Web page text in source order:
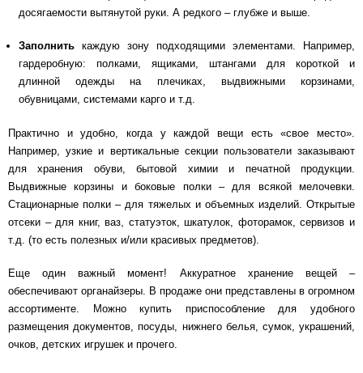
досягаемости вытянутой руки. А редкого – глубже и выше.
Заполнить каждую зону подходящими элементами. Например,
гардеробную: полками, ящиками, штангами для короткой и
длинной одежды на плечиках, выдвижными корзинами,
обувницами, системами карго и т.д.
Практично и удобно, когда у каждой вещи есть «свое место».
Например, узкие и вертикальные секции пользователи заказывают
для хранения обуви, бытовой химии и печатной продукции.
Выдвижные корзины и боковые полки – для всякой мелочевки.
Стационарные полки – для тяжелых и объемных изделий. Открытые
отсеки – для книг, ваз, статуэток, шкатулок, фоторамок, сервизов и
т.д. (то есть полезных и/или красивых предметов).
Еще один важный момент! Аккуратное хранение вещей –
обеспечивают органайзеры. В продаже они представлены в огромном
ассортименте. Можно купить приспособление для удобного
размещения документов, посуды, нижнего белья, сумок, украшений,
очков, детских игрушек и прочего.